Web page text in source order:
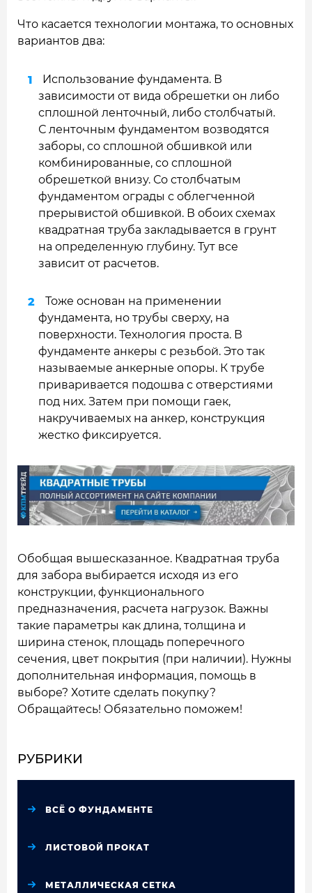
Что касается технологии монтажа, то основных
вариантов два:
Использование фундамента. В
зависимости от вида обрешетки он либо
сплошной ленточный, либо столбчатый.
С ленточным фундаментом возводятся
заборы, со сплошной обшивкой или
комбинированные, со сплошной
обрешеткой внизу. Со столбчатым
фундаментом ограды с облегченной
прерывистой обшивкой. В обоих схемах
квадратная труба закладывается в грунт
на определенную глубину. Тут все
зависит от расчетов.
Тоже основан на применении
фундамента, но трубы сверху, на
поверхности. Технология проста. В
фундаменте анкеры с резьбой. Это так
называемые анкерные опоры. К трубе
приваривается подошва с отверстиями
под них. Затем при помощи гаек,
накручиваемых на анкер, конструкция
жестко фиксируется.
Обобщая вышесказанное. Квадратная труба
для забора выбирается исходя из его
конструкции, функционального
предназначения, расчета нагрузок. Важны
такие параметры как длина, толщина и
ширина стенок, площадь поперечного
сечения, цвет покрытия (при наличии). Нужны
дополнительная информация, помощь в
выборе? Хотите сделать покупку?
Обращайтесь! Обязательно поможем!
РУБРИКИ
ВСЁ О ФУНДАМЕНТЕ
ЛИСТОВОЙ ПРОКАТ
МЕТАЛЛИЧЕСКАЯ СЕТКА